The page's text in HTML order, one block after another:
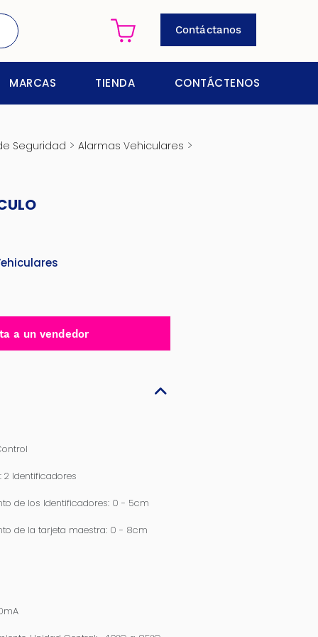
Contáctanos
MARCAS TIENDA CONTÁCTENOS
Seguridad > Alarmas Vehiculares >
a un vendedor
2 Identificadores
de los Identificadores: 0 - 5cm
de la tarjeta maestra: 0 - 8cm